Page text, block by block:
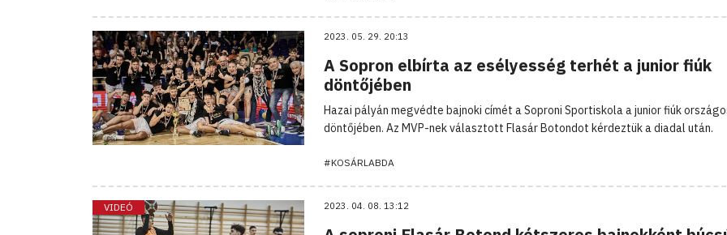
2023. 05. 29. 20:13
A Sopron elbírta az esélyesség terhét a junior fiúk
döntőjében
Hazai pályán megvédte bajnoki címét a Soproni Sportiskola a junior fiúk
döntőjében. Az MVP-nek választott Flasár Botondot kérdeztük a diadal után.
#KOSÁRLABDA
VIDEÓ 2023. 04. 08. 13:12